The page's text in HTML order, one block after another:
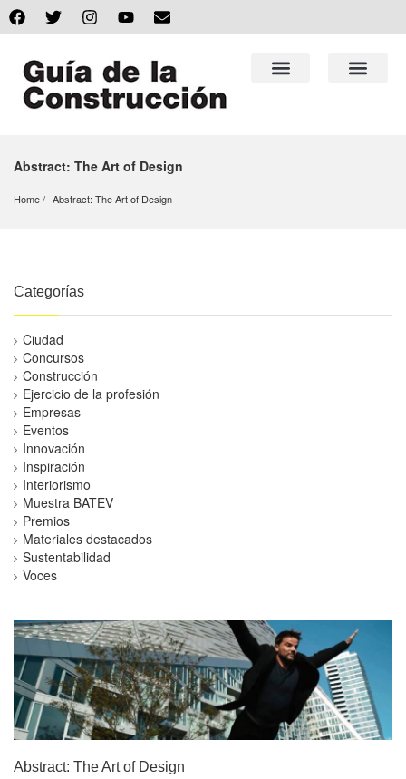
Abstract: The Art of Design
Home Abstract: The Art of Design
Categorías
Ciudad
Concursos
Construcción
Ejercicio de la profesión
Empresas
Eventos
Innovación
Inspiración
Interiorismo
Muestra BATEV
Premios
Materiales destacados
Sustentabilidad
Voces
Abstract: The Art of Design